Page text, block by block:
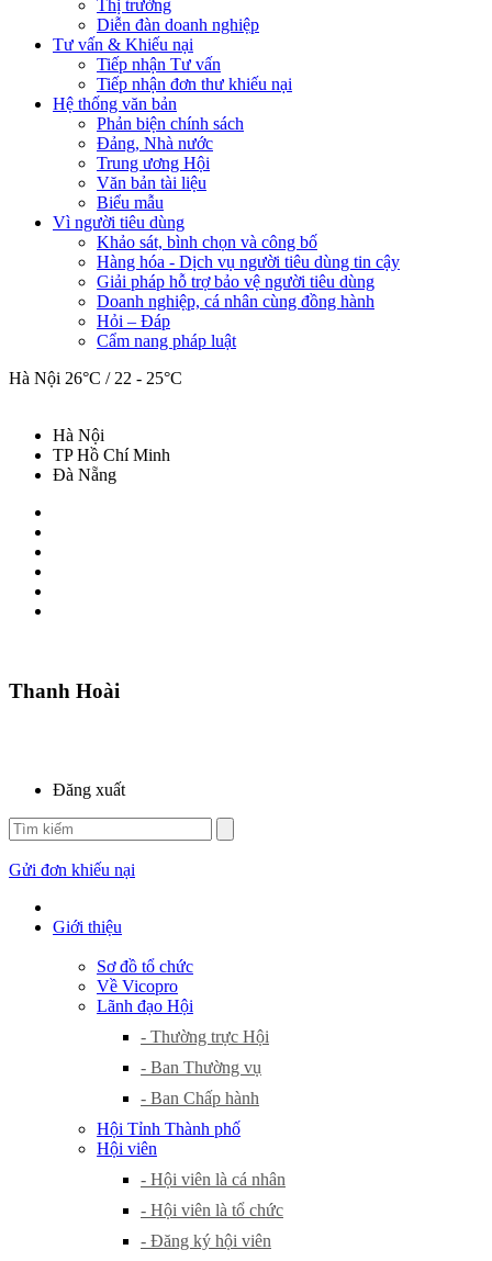
Thị trường
Diễn đàn doanh nghiệp
Tư vấn & Khiếu nại
Tiếp nhận Tư vấn
Tiếp nhận đơn thư khiếu nại
Hệ thống văn bản
Phản biện chính sách
Đảng, Nhà nước
Trung ương Hội
Văn bản tài liệu
Biểu mẫu
Vì người tiêu dùng
Khảo sát, bình chọn và công bố
Hàng hóa - Dịch vụ người tiêu dùng tin cậy
Giải pháp hỗ trợ bảo vệ người tiêu dùng
Doanh nghiệp, cá nhân cùng đồng hành
Hỏi – Đáp
Cẩm nang pháp luật
Hà Nội 26°C / 22 - 25°C
Hà Nội
TP Hồ Chí Minh
Đà Nẵng
Thanh Hoài
Đăng xuất
Gửi đơn khiếu nại
Giới thiệu
Sơ đồ tổ chức
Về Vicopro
Lãnh đạo Hội
- Thường trực Hội
- Ban Thường vụ
- Ban Chấp hành
Hội Tỉnh Thành phố
Hội viên
- Hội viên là cá nhân
- Hội viên là tổ chức
- Đăng ký hội viên